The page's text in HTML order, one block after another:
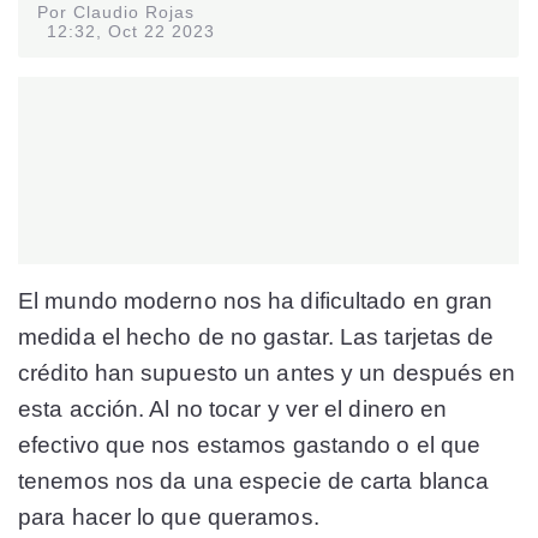
Por Claudio Rojas
12:32, Oct 22 2023
El mundo moderno nos ha dificultado en gran
medida el hecho de no gastar. Las tarjetas de
crédito han supuesto un antes y un después en
esta acción. Al no tocar y ver el dinero en
efectivo que nos estamos gastando o el que
tenemos nos da una especie de carta blanca
para hacer lo que queramos.